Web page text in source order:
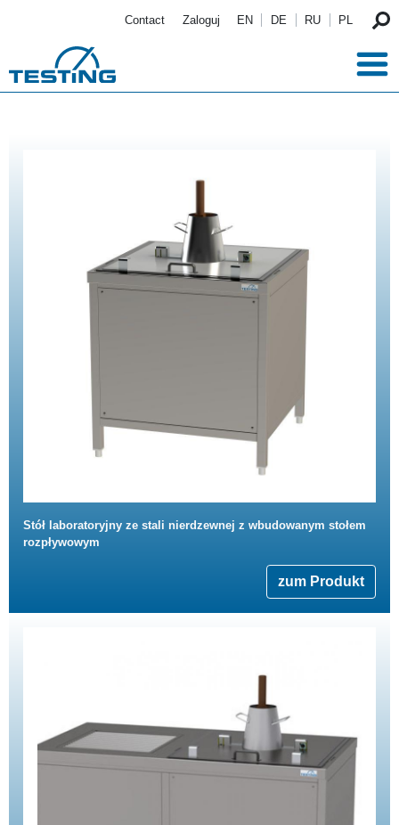
Contact Zaloguj EN DE RU PL
Stół laboratoryjny ze stali nierdzewnej z wbudowanym stołem
rozpływowym
zum Produkt